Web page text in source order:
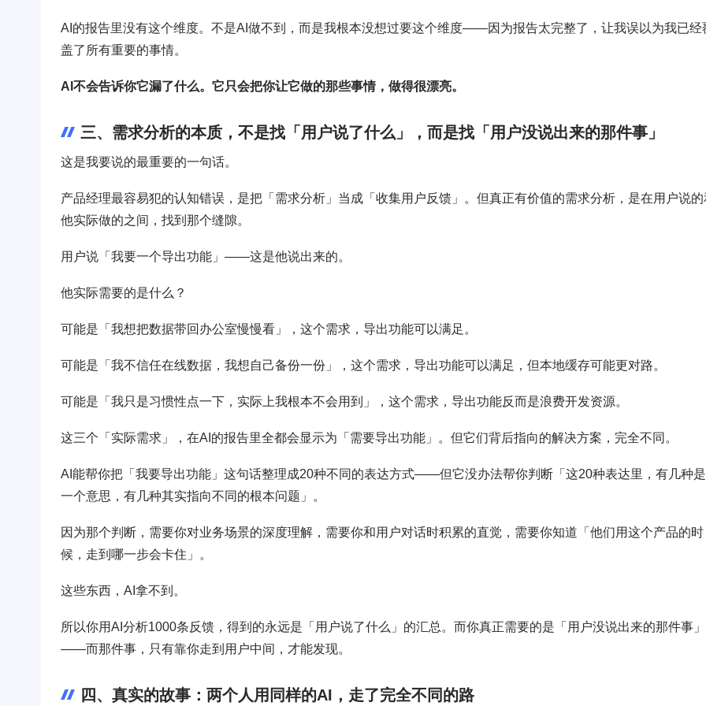
AI的报告里没有这个维度。不是AI做不到，而是我根本没想过要这个维度——因为报告太完整了，让我误以为我已经
盖了所有重要的事情。
AI不会告诉你它漏了什么。它只会把你让它做的那些事情，做得很漂亮。
三、需求分析的本质，不是找「用户说了什么」，而是找「用户没说出来的那件事」
这是我要说的最重要的一句话。
产品经理最容易犯的认知错误，是把「需求分析」当成「收集用户反馈」。但真正有价值的需求分析，是在用户说的
他实际做的之间，找到那个缝隙。
用户说「我要一个导出功能」——这是他说出来的。
他实际需要的是什么？
可能是「我想把数据带回办公室慢慢看」，这个需求，导出功能可以满足。
可能是「我不信任在线数据，我想自己备份一份」，这个需求，导出功能可以满足，但本地缓存可能更对路。
可能是「我只是习惯性点一下，实际上我根本不会用到」，这个需求，导出功能反而是浪费开发资源。
这三个「实际需求」，在AI的报告里全都会显示为「需要导出功能」。但它们背后指向的解决方案，完全不同。
AI能帮你把「我要导出功能」这句话整理成20种不同的表达方式——但它没办法帮你判断「这20种表达里，有几种
一个意思，有几种其实指向不同的根本问题」。
因为那个判断，需要你对业务场景的深度理解，需要你和用户对话时积累的直觉，需要你知道「他们用这个产品的时
候，走到哪一步会卡住」。
这些东西，AI拿不到。
所以你用AI分析1000条反馈，得到的永远是「用户说了什么」的汇总。而你真正需要的是「用户没说出来的那件事」
——而那件事，只有靠你走到用户中间，才能发现。
四、真实的故事：两个人用同样的AI，走了完全不同的路